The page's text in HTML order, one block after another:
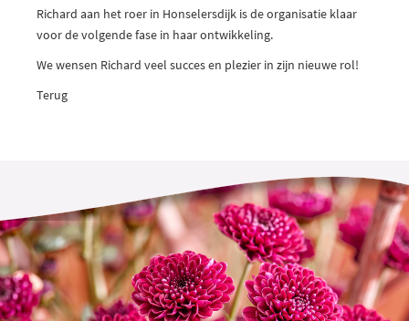
Richard aan het roer in Honselersdijk is de organisatie klaar
voor de volgende fase in haar ontwikkeling.
We wensen Richard veel succes en plezier in zijn nieuwe rol!
Terug